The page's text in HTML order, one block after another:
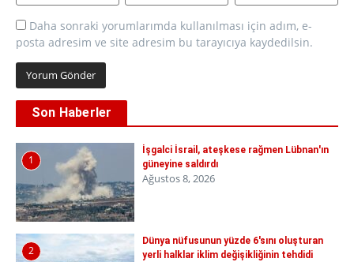
Daha sonraki yorumlarımda kullanılması için adım, e-
posta adresim ve site adresim bu tarayıcıya kaydedilsin.
Son Haberler
1
İşgalci İsrail, ateşkese rağmen Lübnan'ın
güneyine saldırdı
Ağustos 8, 2026
2
Dünya nüfusunun yüzde 6'sını oluşturan
yerli halklar iklim değişikliğinin tehdidi